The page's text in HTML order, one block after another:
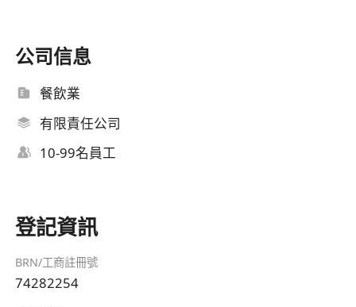
公司信息
餐飲業
有限責任公司
10-99名員工
登記資訊
BRN/工商註冊號
74282254